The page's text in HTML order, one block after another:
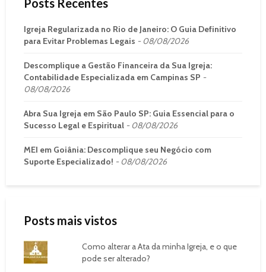
Igreja Regularizada no Rio de Janeiro: O Guia Definitivo
para Evitar Problemas Legais
08/08/2026
Descomplique a Gestão Financeira da Sua Igreja:
Contabilidade Especializada em Campinas SP
08/08/2026
Abra Sua Igreja em São Paulo SP: Guia Essencial para o
Sucesso Legal e Espiritual
08/08/2026
MEI em Goiânia: Descomplique seu Negócio com
Suporte Especializado!
08/08/2026
Posts mais vistos
Como alterar a Ata da minha Igreja, e o que
pode ser alterado?